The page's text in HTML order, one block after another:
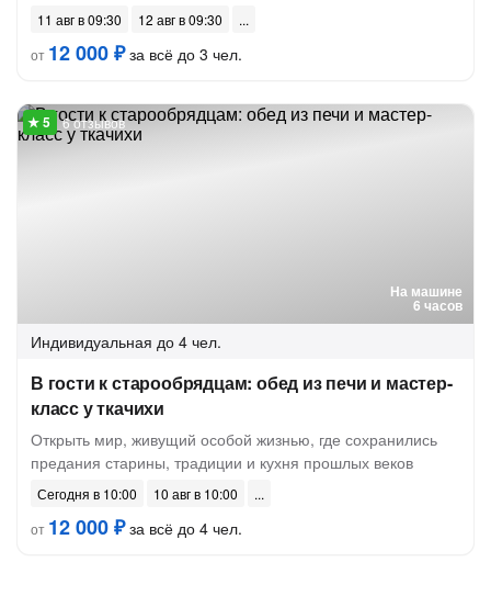
11 авг в 09:30
12 авг в 09:30
от 12 000 ₽за всё до 3 чел.
На машине
6 часов
6 отзывов
Индивидуальная до 4 чел.
В гости к старообрядцам: обед из печи и мастер-
класс у ткачихи
Открыть мир, живущий особой жизнью, где сохранились
предания старины, традиции и кухня прошлых веков
Сегодня в 10:00
10 авг в 10:00
от 12 000 ₽за всё до 4 чел.